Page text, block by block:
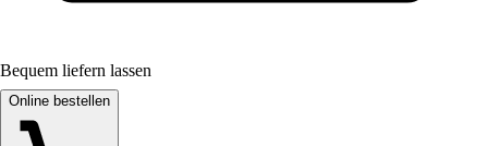
Bequem liefern lassen
Online bestellen